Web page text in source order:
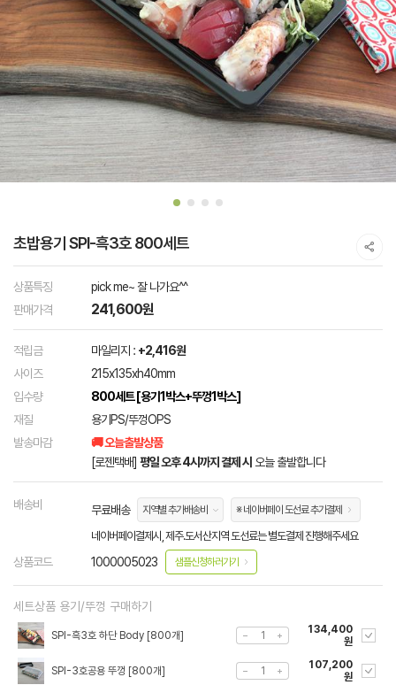
초밥용기 SPI-흑3호 800세트
상품특징
pick me~ 잘 나가요^^
판매가격
241,600원
적립금 마일리지 : +2,416원
사이즈
215x135xh40mm
입수량
800세트 [용기1박스+뚜껑1박스]
재질
용기PS/뚜껑OPS
발송마감
🚚 오늘출발상품
[로젠택배] 평일 오후 4시까지 결제 시 오늘 출발합니다
배송비 무료배송 지역별 추가배송비 ※ 네이버페이 도선료 추가결제
네이버페이결제시, 제주.도서산지역 도선료는 별도결제 진행해주세요
상품코드 1000005023 샘플신청하러가기
세트상품 용기/뚜껑 구매하기
SPI-흑3호 하단 Body [800개]
134,400
원
SPI-3호공용 뚜껑 [800개]
107,200
원